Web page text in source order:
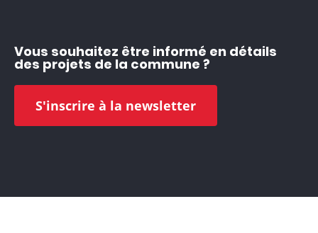
Vous souhaitez être informé en détails
des projets de la commune ?
S'inscrire à la newsletter